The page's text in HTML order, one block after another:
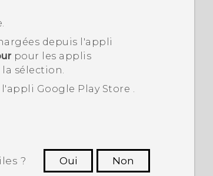
depuis l'appli
pour les applis
sélection.
l'appli Google Play Store .
? Oui
Non